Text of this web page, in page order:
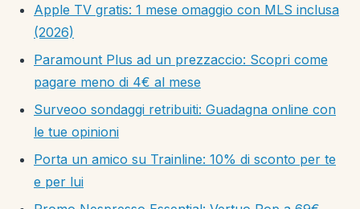
Apple TV gratis: 1 mese omaggio con MLS inclusa
(2026)
Paramount Plus ad un prezzaccio: Scopri come
pagare meno di 4€ al mese
Surveoo sondaggi retribuiti: Guadagna online con
le tue opinioni
Porta un amico su Trainline: 10% di sconto per te
e per lui